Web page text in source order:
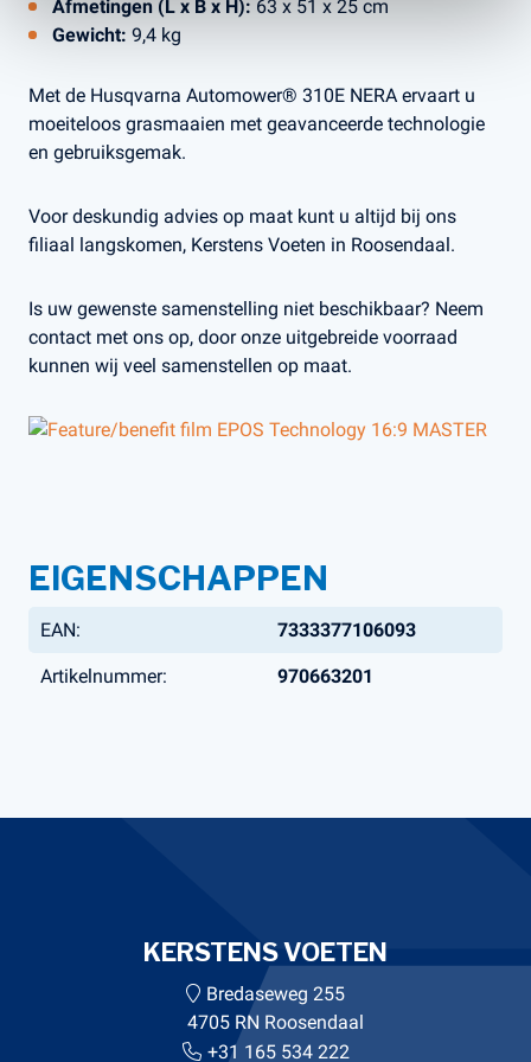
Afmetingen (L x B x H): 63 x 51 x 25 cm
Gewicht: 9,4 kg
Met de Husqvarna Automower® 310E NERA ervaart u
moeiteloos grasmaaien met geavanceerde technologie
en gebruiksgemak.
Voor deskundig advies op maat kunt u altijd bij ons
filiaal langskomen, Kerstens Voeten in Roosendaal.
Is uw gewenste samenstelling niet beschikbaar? Neem
contact met ons op, door onze uitgebreide voorraad
kunnen wij veel samenstellen op maat.
EIGENSCHAPPEN
EAN: 7333377106093
Artikelnummer: 970663201
KERSTENS VOETEN
Bredaseweg 255
4705 RN Roosendaal
+31 165 534 222